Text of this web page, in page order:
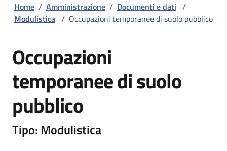
Home / Amministrazione / Documenti e dati /
Modulistica / Occupazioni temporanee di suolo pubblico
Occupazioni
temporanee di suolo
pubblico
Tipo: Modulistica